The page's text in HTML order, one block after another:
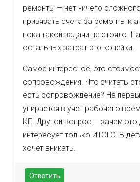
ремонты — нет ничего
привязать счета за ремонты к
пока такой задачи не стояло.
остальных затрат это копейки.
Самое интересное, это
сопровождения. Что считать
есть сопровождение? На
упирается в учет рабочего
КЕ. Другой вопрос — зачем это
интересует только ИТОГО. В
хочет вникать.
Ответить